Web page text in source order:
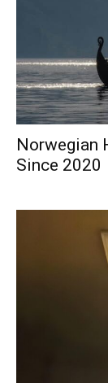
Norwegian
Since 2020